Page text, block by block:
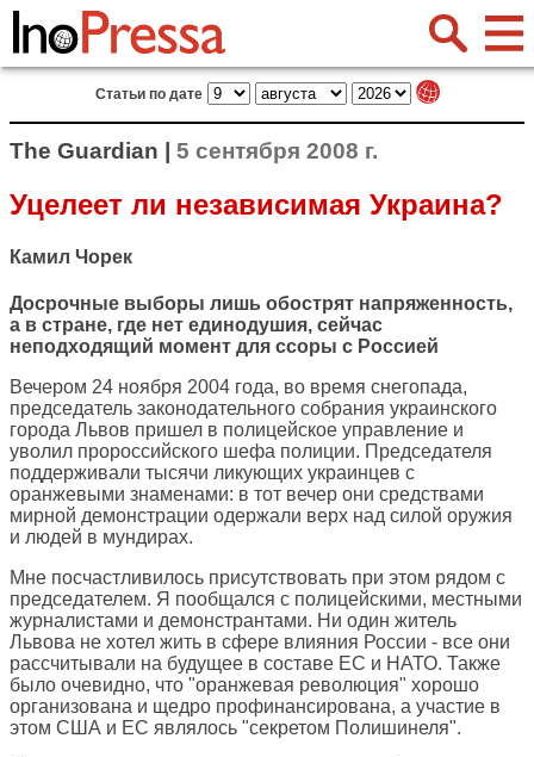
Статьи по дате
The Guardian | 5 сентября 2008 г.
Уцелеет ли независимая Украина?
Камил Чорек
Досрочные выборы лишь обострят напряженность,
а в стране, где нет единодушия, сейчас
неподходящий момент для ссоры с Россией
Вечером 24 ноября 2004 года, во время снегопада,
председатель законодательного собрания украинского
города Львов пришел в полицейское управление и
уволил пророссийского шефа полиции. Председателя
поддерживали тысячи ликующих украинцев с
оранжевыми знаменами: в тот вечер они средствами
мирной демонстрации одержали верх над силой оружия
и людей в мундирах.
Мне посчастливилось присутствовать при этом рядом с
председателем. Я пообщался с полицейскими, местными
журналистами и демонстрантами. Ни один житель
Львова не хотел жить в сфере влияния России - все они
рассчитывали на будущее в составе ЕС и НАТО. Также
было очевидно, что "оранжевая революция" хорошо
организована и щедро профинансирована, а участие в
этом США и ЕС являлось "секретом Полишинеля".